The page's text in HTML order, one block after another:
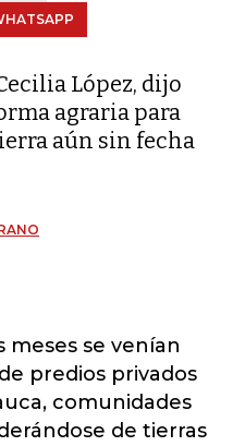
López, dijo
agraria para
aún sin fecha
meses se venían
predios privados
comunidades
de tierras